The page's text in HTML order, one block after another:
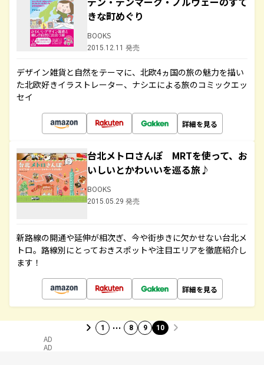
きな町めぐり
BOOKS
2015.12.11 発売
デザイン雑貨と自然をテーマに、北欧4ヵ国の旅の魅力を描い
た北欧好きイラストレーター、ナシエによる旅のコミックエッ
セイ
詳細を見る
台北メトロさんぽ MRTを使って、お
いしいとかわいいを巡る旅♪
BOOKS
2015.05.29 発売
新路線の開通や延伸が相次ぎ、今や街歩きに欠かせない台北メ
トロ。路線別にとっておきスポットや注目エリアを徹底紹介し
ます！
詳細を見る
1 … 8 9 10
AD
AD